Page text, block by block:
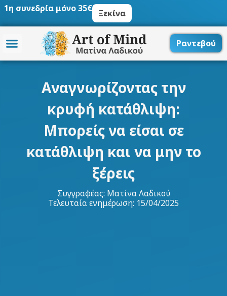
Μετάβαση
περιεχόμενο
1η συνεδρία μόνο 35€ Ξεκίνα
Ραντεβού
Αναγνωρίζοντας την
κρυφή κατάθλιψη:
Μπορείς να είσαι σε
κατάθλιψη και να μην το
ξέρεις
Συγγραφέας: Ματίνα Λαδικού
Τελευταία ενημέρωση: 15/04/2025